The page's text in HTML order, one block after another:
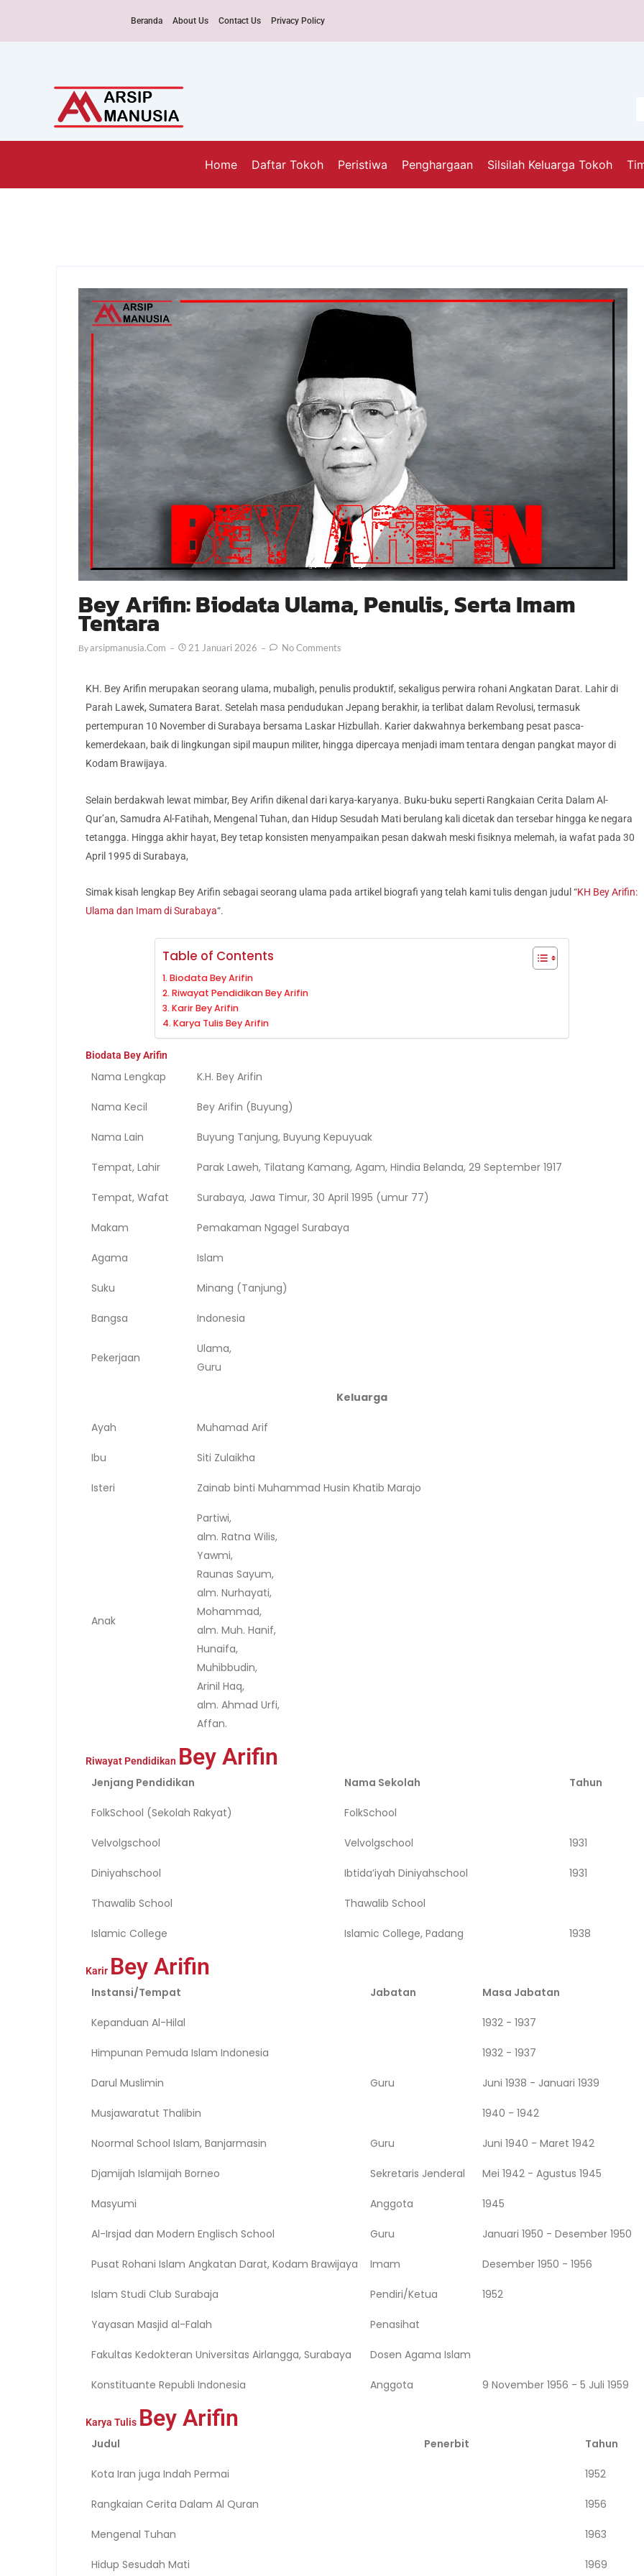
Beranda About Us Contact Us Privacy Policy
Home Daftar Tokoh Peristiwa Penghargaan Silsilah Keluarga Tokoh
Bey Arifin: Biodata Ulama, Penulis, Serta Imam
Tentara
ByArsipmanusia.com 21 Januari 2026 No Comments
KH. Bey Arifin merupakan seorang ulama, mubaligh, penulis produktif, sekaligus perwira rohani Angkatan Darat. Lahir di
Parah Lawek, Sumatera Barat. Setelah masa pendudukan Jepang berakhir, ia terlibat dalam Revolusi, termasuk
pertempuran 10 November di Surabaya bersama Laskar Hizbullah. Karier dakwahnya berkembang pesat pasca-
kemerdekaan, baik di lingkungan sipil maupun militer, hingga dipercaya menjadi imam tentara dengan pangkat mayor di
Kodam Brawijaya.
Selain berdakwah lewat mimbar, Bey Arifin dikenal dari karya-karyanya. Buku-buku seperti Rangkaian Cerita Dalam Al-
Qur’an, Samudra Al-Fatihah, Mengenal Tuhan, dan Hidup Sesudah Mati berulang kali dicetak dan tersebar hingga ke negara
tetangga. Hingga akhir hayat, Bey tetap konsisten menyampaikan pesan dakwah meski fisiknya melemah, ia wafat pada 30
April 1995 di Surabaya,
Simak kisah lengkap Bey Arifin sebagai seorang ulama pada artikel biografi yang telah kami tulis dengan judul “KH Bey Arifin:
Ulama dan Imam di Surabaya“.
Table of Contents
Biodata Bey Arifin
Riwayat Pendidikan Bey Arifin
Karir Bey Arifin
Karya Tulis Bey Arifin
Biodata Bey Arifin
Nama Lengkap K.H. Bey Arifin
Nama Kecil Bey Arifin (Buyung)
Nama Lain Buyung Tanjung, Buyung Kepuyuak
Tempat, Lahir Parak Laweh, Tilatang Kamang, Agam, Hindia Belanda, 29 September 1917
Tempat, Wafat Surabaya, Jawa Timur, 30 April 1995 (umur 77)
Makam Pemakaman Ngagel Surabaya
Agama Islam
Suku Minang (Tanjung)
Bangsa Indonesia
Pekerjaan
Ulama,
Guru
Keluarga
Ayah Muhamad Arif
Ibu Siti Zulaikha
Isteri Zainab binti Muhammad Husin Khatib Marajo
Anak
Partiwi,
alm. Ratna Wilis,
Yawmi,
Raunas Sayum,
alm. Nurhayati,
Mohammad,
alm. Muh. Hanif,
Hunaifa,
Muhibbudin,
Arinil Haq,
alm. Ahmad Urfi,
Affan.
Riwayat Pendidikan Bey Arifin
Jenjang Pendidikan Nama Sekolah Tahun
FolkSchool (Sekolah Rakyat) FolkSchool
Velvolgschool Velvolgschool 1931
Diniyahschool Ibtida’iyah Diniyahschool 1931
Thawalib School Thawalib School
Islamic College Islamic College, Padang 1938
Karir Bey Arifin
Instansi/Tempat Jabatan Masa Jabatan
Kepanduan Al-Hilal 1932 - 1937
Himpunan Pemuda Islam Indonesia 1932 - 1937
Darul Muslimin Guru Juni 1938 - Januari 1939
Musjawaratut Thalibin 1940 - 1942
Noormal School Islam, Banjarmasin Guru Juni 1940 - Maret 1942
Djamijah Islamijah Borneo Sekretaris Jenderal Mei 1942 - Agustus 1945
Masyumi Anggota 1945
Al-Irsjad dan Modern Englisch School Guru Januari 1950 - Desember 1950
Pusat Rohani Islam Angkatan Darat, Kodam Brawijaya Imam Desember 1950 - 1956
Islam Studi Club Surabaja Pendiri/Ketua 1952
Yayasan Masjid al-Falah Penasihat
Fakultas Kedokteran Universitas Airlangga, Surabaya Dosen Agama Islam
Konstituante Republi Indonesia Anggota 9 November 1956 - 5 Juli 1959
Karya Tulis Bey Arifin
Judul Penerbit Tahun
Kota Iran juga Indah Permai 1952
Rangkaian Cerita Dalam Al Quran 1956
Mengenal Tuhan 1963
Hidup Sesudah Mati 1969